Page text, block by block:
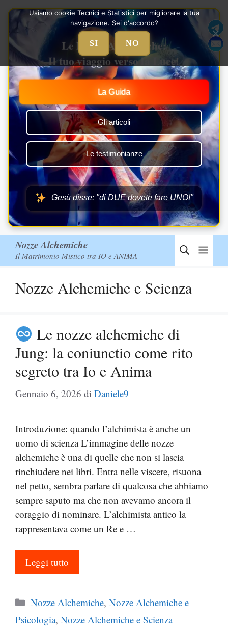
Vai
contenuto
Le Nozze Alchemiche:
Il tuo viaggio verso la Luce!
La Guida
Gli articoli
Le testimonianze
Gesù disse: "di DUE dovete fare UNO!"
Nozze Alchemiche
Il Matrimonio Mistico tra IO e ANIMA
Nozze Alchemiche e Scienza
Le nozze alchemiche di
Jung: la coniunctio come rito
segreto tra Io e Anima
Gennaio 6, 2026 di Daniele9
Introduzione: quando l’alchimista è anche un
uomo di scienza L’immagine delle nozze
alchemiche è una di quelle che non si lascia
rinchiudere nei libri. Entra nelle viscere, risuona
nel petto, sembra parlare di qualcosa che abbiamo
sempre saputo ma che non avevamo ancora il
coraggio di nominare. L’alchimista antico la
rappresentava come un Re e …
Leggi tutto
Categorie
Nozze Alchemiche,Nozze Alchemiche e
Psicologia, Nozze Alchemiche e Scienza
Usiamo cookie Tecnici e Statistici per migliorare la tua
navigazione. Sei d'accordo?
SI NO